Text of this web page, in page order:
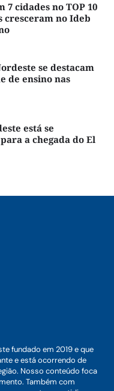
7 cidades no TOP 10
cresceram no Ideb
se destacam
de ensino nas
está se
a chegada do El
fundado em 2019 e que
e está ocorrendo de
Nosso conteúdo foca
Também com